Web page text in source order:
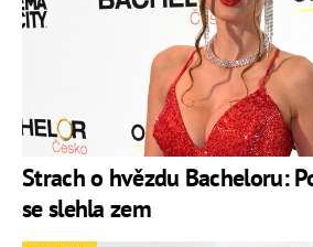
Strach o hvězdu Bacheloru:
se slehla zem